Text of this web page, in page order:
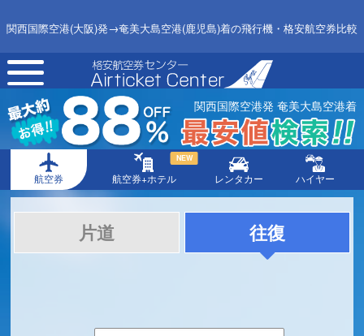
関西国際空港(大阪)発→奄美大島空港(鹿児島)着の飛行機・格安航空券比較
toggle
navigation
関西国際空港発 奄美大島空港着
航空券 航空券+ホテル
NEW
レンタカー ハイヤー
片道 往復